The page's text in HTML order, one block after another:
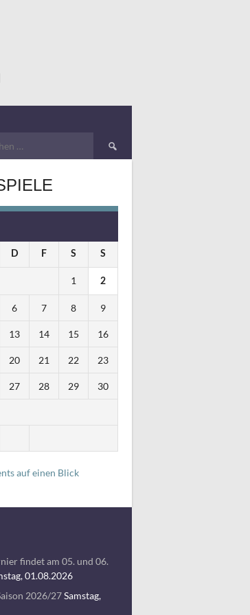
Suchen
D F S S
1 2
6 7 8 9
13 14 15 16
20 21 22 23
27 28 29 30
auf einen Blick
findet am 05. und 06.
01.08.2026
2026/27Samstag,